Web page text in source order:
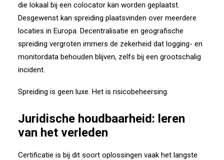
die lokaal bij een colocator kan worden geplaatst.
Desgewenst kan spreiding plaatsvinden over meerdere
locaties in Europa. Decentralisatie en geografische
spreiding vergroten immers de zekerheid dat logging- en
monitordata behouden blijven, zelfs bij een grootschalig
incident.
Spreiding is geen luxe. Het is risicobeheersing.
Juridische houdbaarheid: leren
van het verleden
Certificatie is bij dit soort oplossingen vaak het langste